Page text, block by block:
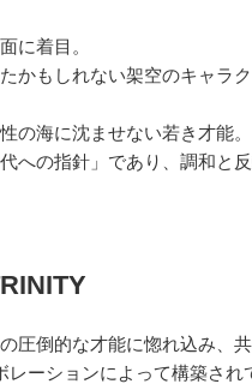
に着目。
かもしれない架空のキャラク
の海に沈ませない若き才能
への指針」であり、調和と
圧倒的な才能に惚れ込み、
ーションによって構築され